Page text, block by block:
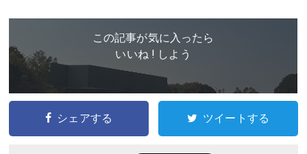
この記事が気に入ったら
いいね ! しよう
シェアする ツイートする